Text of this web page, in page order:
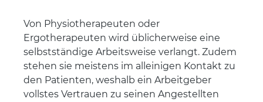
Von Physiotherapeuten oder
Ergotherapeuten wird üblicherweise eine
selbstständige Arbeitsweise verlangt. Zudem
stehen sie meistens im alleinigen Kontakt zu
den Patienten, weshalb ein Arbeitgeber
vollstes Vertrauen zu seinen Angestellten